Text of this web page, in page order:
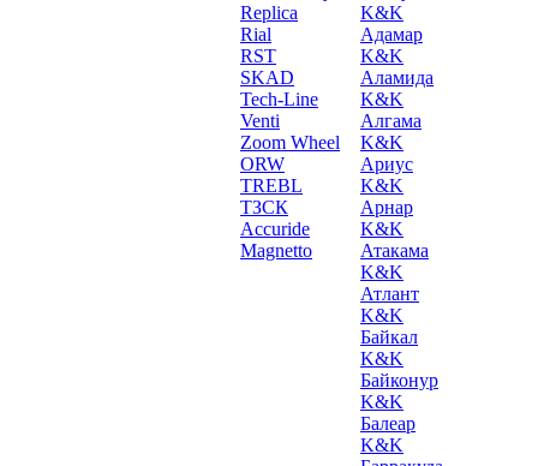
Replica
Rial
RST
SKAD
Tech-Line
Venti
Zoom Wheel
ORW
TREBL
ТЗСК
Accuride
Magnetto
K&K
Адамар
K&K
Аламида
K&K
Алгама
K&K
Ариус
K&K
Арнар
K&K
Атакама
K&K
Атлант
K&K
Байкал
K&K
Байконур
K&K
Балеар
K&K